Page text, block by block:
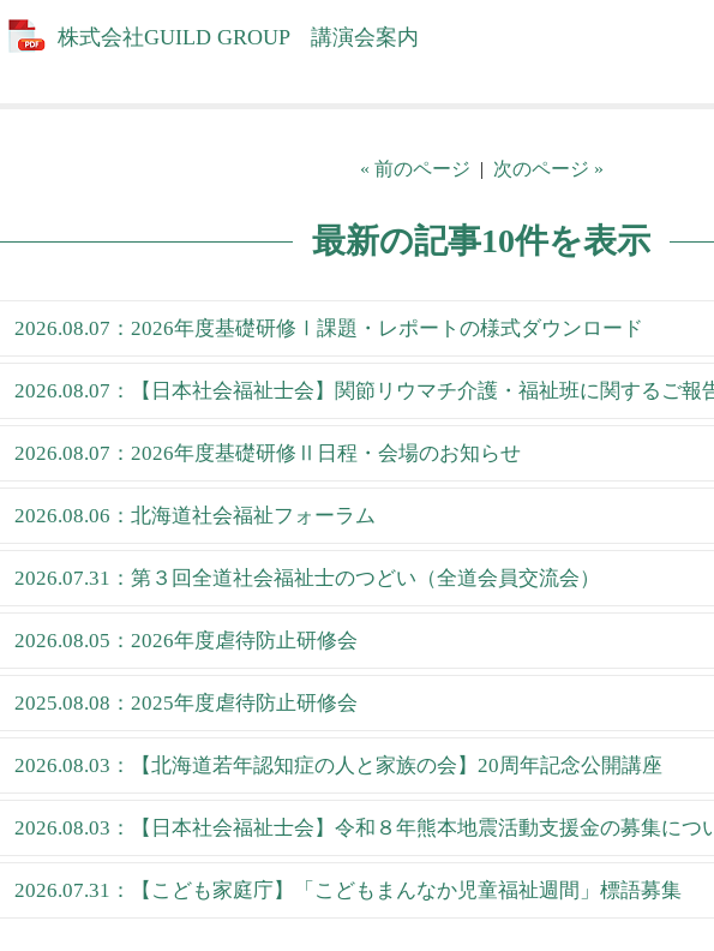
株式会社GUILD GROUP 講演会案内
« 前のページ | 次のページ »
最新の記事10件を表示
2026.08.07：2026年度基礎研修Ⅰ課題・レポートの様式ダウンロード
2026.08.07：【日本社会福祉士会】関節リウマチ介護・福祉班に関するご報
2026.08.07：2026年度基礎研修Ⅱ日程・会場のお知らせ
2026.08.06：北海道社会福祉フォーラム
2026.07.31：第３回全道社会福祉士のつどい（全道会員交流会）
2026.08.05：2026年度虐待防止研修会
2025.08.08：2025年度虐待防止研修会
2026.08.03：【北海道若年認知症の人と家族の会】20周年記念公開講座
2026.08.03：【日本社会福祉士会】令和８年熊本地震活動支援金の募集につ
2026.07.31：【こども家庭庁】「こどもまんなか児童福祉週間」標語募集